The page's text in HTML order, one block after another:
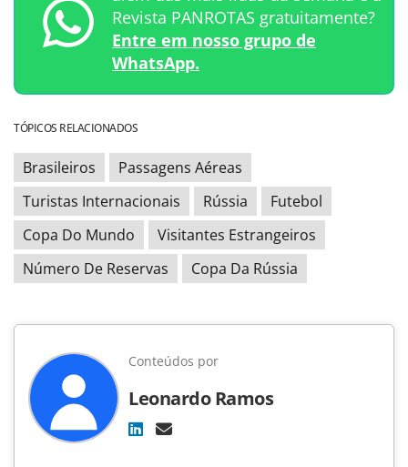
Revista PANROTAS gratuitamente?
Entre em nosso grupo de
WhatsApp.
TÓPICOS RELACIONADOS
Brasileiros
Passagens Aéreas
Turistas Internacionais
Rússia
Futebol
Copa Do Mundo
Visitantes Estrangeiros
Número De Reservas
Copa Da Rússia
Conteúdos por
Leonardo Ramos